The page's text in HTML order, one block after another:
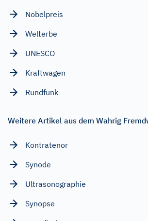
Nobelpreis
Welterbe
UNESCO
Kraftwagen
Rundfunk
Weitere Artikel aus dem Wahrig
Kontratenor
Synode
Ultrasonographie
Synopse